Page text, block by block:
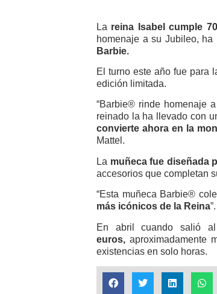
La reina Isabel cumple
homenaje a su Jubileo,
Barbie.
El turno este año fue para
edición limitada.
“Barbie® rinde homenaje
reinado la ha llevado con
convierte ahora en la
Mattel.
La muñeca fue diseñada
accesorios que completan
“Esta muñeca Barbie®
más icónicos de la Reina”.
En abril cuando salió
euros, aproximadamente
existencias en solo horas.